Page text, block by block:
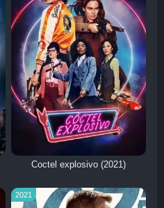
Coctel explosivo (2021)
2021